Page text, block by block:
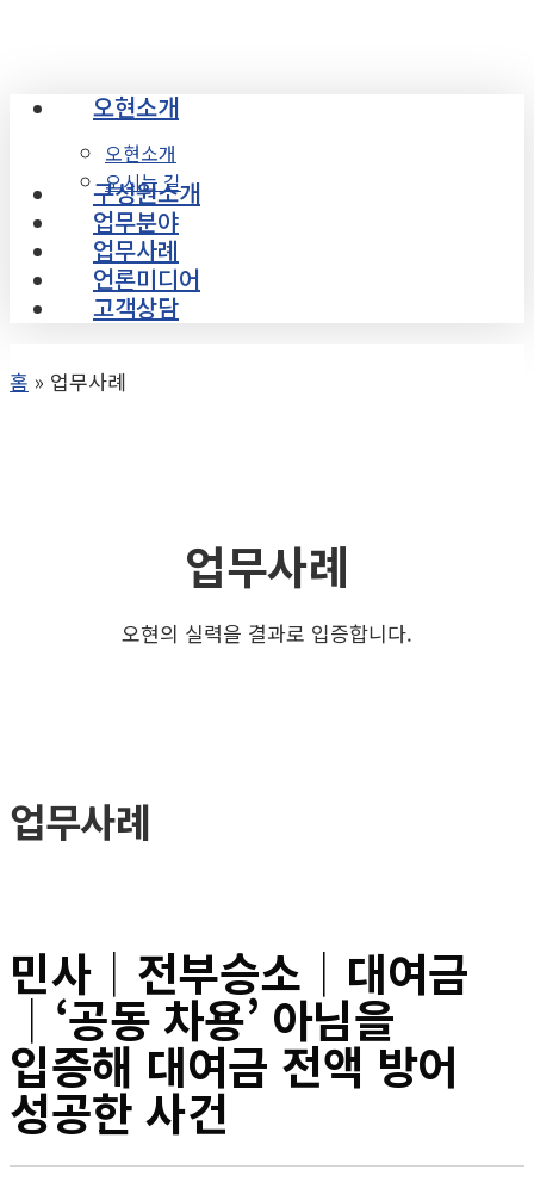
content
Menu 오현소개
오현소개
오시는 길
구성원소개
업무분야
업무사례
언론미디어
고객상담
홈 » 업무사례
업무사례
오현의 실력을 결과로 입증합니다.
업무사례
민사│전부승소│대여금
│‘공동 차용’ 아님을
입증해 대여금 전액 방어
성공한 사건